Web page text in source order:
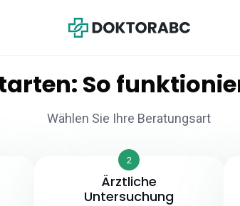
So
Wählen Sie Ihre Beratungsart
2
Ärztliche
Untersuchung